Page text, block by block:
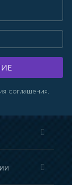
соглашения.